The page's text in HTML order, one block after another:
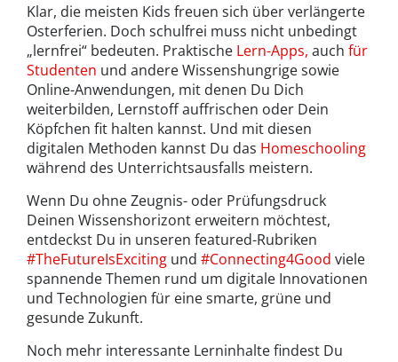
Klar, die meisten Kids freuen sich über verlängerte
Osterferien. Doch schulfrei muss nicht unbedingt
„lernfrei“ bedeuten. Praktische Lern-Apps, auch für
Studenten und andere Wissenshungrige sowie
Online-Anwendungen, mit denen Du Dich
weiterbilden, Lernstoff auffrischen oder Dein
Köpfchen fit halten kannst. Und mit diesen
digitalen Methoden kannst Du das Homeschooling
während des Unterrichtsausfalls meistern.
Wenn Du ohne Zeugnis- oder Prüfungsdruck
Deinen Wissenshorizont erweitern möchtest,
entdeckst Du in unseren featured-Rubriken
#TheFutureIsExciting und #Connecting4Good viele
spannende Themen rund um digitale Innovationen
und Technologien für eine smarte, grüne und
gesunde Zukunft.
Noch mehr interessante Lerninhalte findest Du